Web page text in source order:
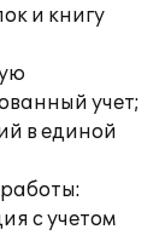
и книгу
учет;
в единой
с учетом